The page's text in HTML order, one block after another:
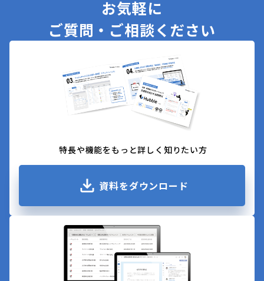
お気軽に
ご質問・ご相談ください
特長や機能をもっと詳しく知りたい方
資料をダウンロード